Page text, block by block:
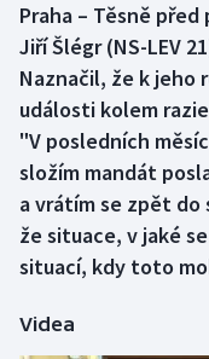
Box
Curling
Dostihy
Florbal
Futsal
Golf
Praha – Těsně
Jiří Šlégr (NS-LEV
Naznačil, že k jeho
události kolem
"V posledních
složím mandát
a vrátím se zpět do
že situace, v jaké
situací, kdy toto
Videa